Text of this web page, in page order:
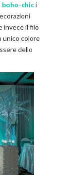
boho-chici
invece il filo
unico colore
dello